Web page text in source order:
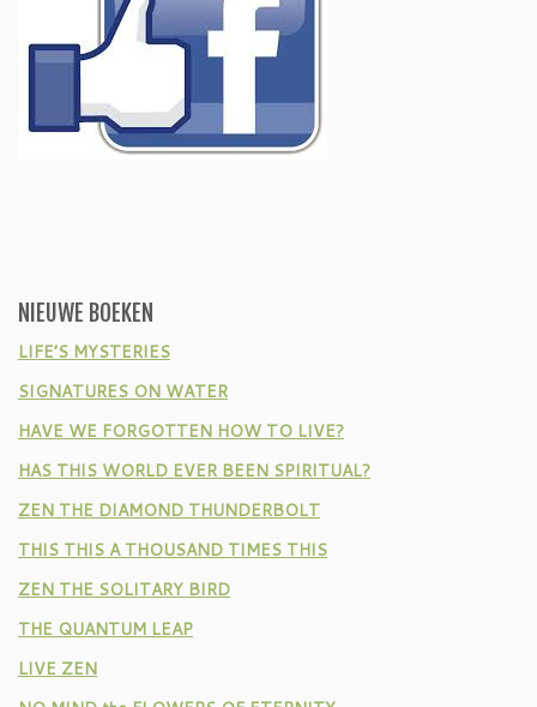
NIEUWE BOEKEN
LIFE’S MYSTERIES
SIGNATURES ON WATER
HAVE WE FORGOTTEN HOW TO LIVE?
HAS THIS WORLD EVER BEEN SPIRITUAL?
ZEN THE DIAMOND THUNDERBOLT
THIS THIS A THOUSAND TIMES THIS
ZEN THE SOLITARY BIRD
THE QUANTUM LEAP
LIVE ZEN